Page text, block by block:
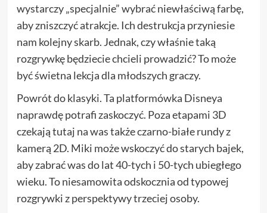
wystarczy „specjalnie” wybrać niewłaściwą farbę,
aby zniszczyć atrakcje. Ich destrukcja przyniesie
nam kolejny skarb. Jednak, czy właśnie taką
rozgrywkę będziecie chcieli prowadzić? To może
być świetna lekcja dla młodszych graczy.
Powrót do klasyki. Ta platformówka Disneya
naprawdę potrafi zaskoczyć. Poza etapami 3D
czekają tutaj na was także czarno-białe rundy z
kamerą 2D. Miki może wskoczyć do starych bajek,
aby zabrać was do lat 40-tych i 50-tych ubiegłego
wieku. To niesamowita odskocznia od typowej
rozgrywki z perspektywy trzeciej osoby.